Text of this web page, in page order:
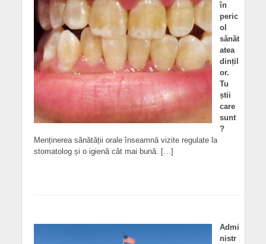
în
peric
ol
sănăt
atea
dințil
or.
Tu
știi
care
sunt
?
Menținerea sănătății orale înseamnă vizite regulate la
stomatolog și o igienă cât mai bună. […]
Admi
nistr